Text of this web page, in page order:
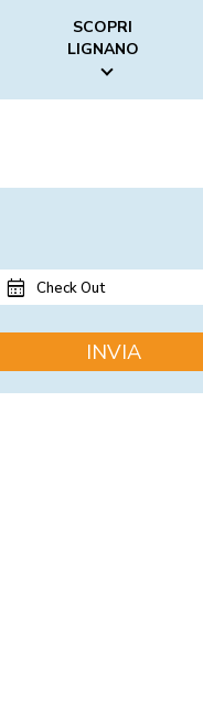
SCOPRI
LIGNANO
Check Out
INVIA